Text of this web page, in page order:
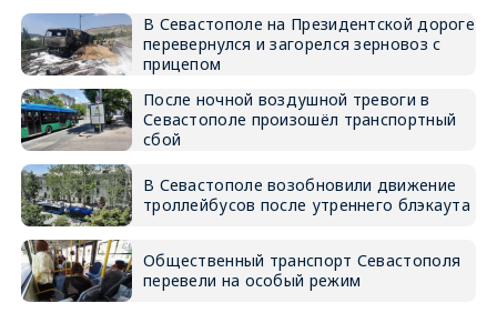
В Севастополе на Президентской дороге
перевернулся и загорелся зерновоз с
прицепом
После ночной воздушной тревоги в
Севастополе произошёл транспортный
сбой
В Севастополе возобновили движение
троллейбусов после утреннего блэкаута
Общественный транспорт Севастополя
перевели на особый режим